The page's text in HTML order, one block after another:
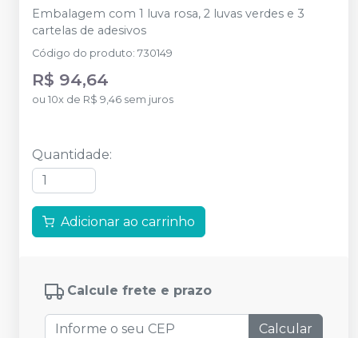
Embalagem com 1 luva rosa, 2 luvas verdes e 3
cartelas de adesivos
Código do produto: 730149
R$ 94,64
ou 10x de R$ 9,46 sem juros
Quantidade:
Adicionar ao carrinho
Calcule frete e prazo
Calcular